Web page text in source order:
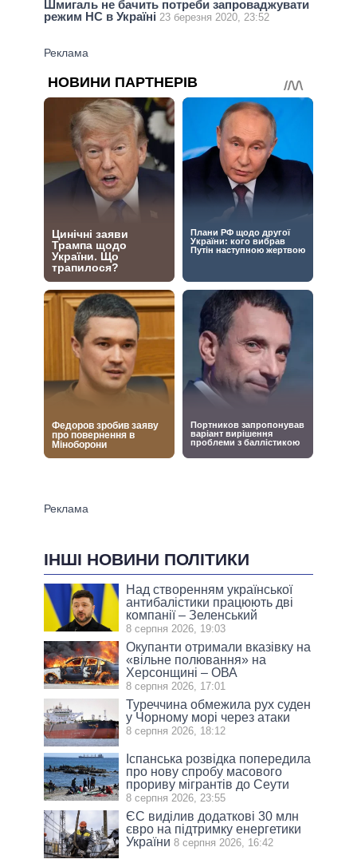
Шмигаль не бачить потреби запроваджувати
режим НС в Україні 23 березня 2020, 23:52
ІНШІ НОВИНИ ПОЛІТИКИ
Над створенням української
антибалістики працюють дві
компанії – Зеленський
8 серпня 2026, 19:03
Окупанти отримали вказівку на
«вільне полювання» на
Херсонщині – ОВА
8 серпня 2026, 17:01
Туреччина обмежила рух суден
у Чорному морі через атаки
8 серпня 2026, 18:12
Іспанська розвідка попередила
про нову спробу масового
прориву мігрантів до Сеути
8 серпня 2026, 23:55
ЄС виділив додаткові 30 млн
євро на підтримку енергетики
України 8 серпня 2026, 16:42